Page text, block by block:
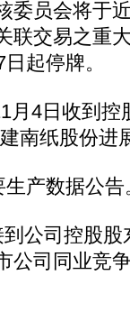
委员会将于
联交易之重
起停牌。
4日收到控
南纸股份进
产数据公告
司控股股
公司同业竞